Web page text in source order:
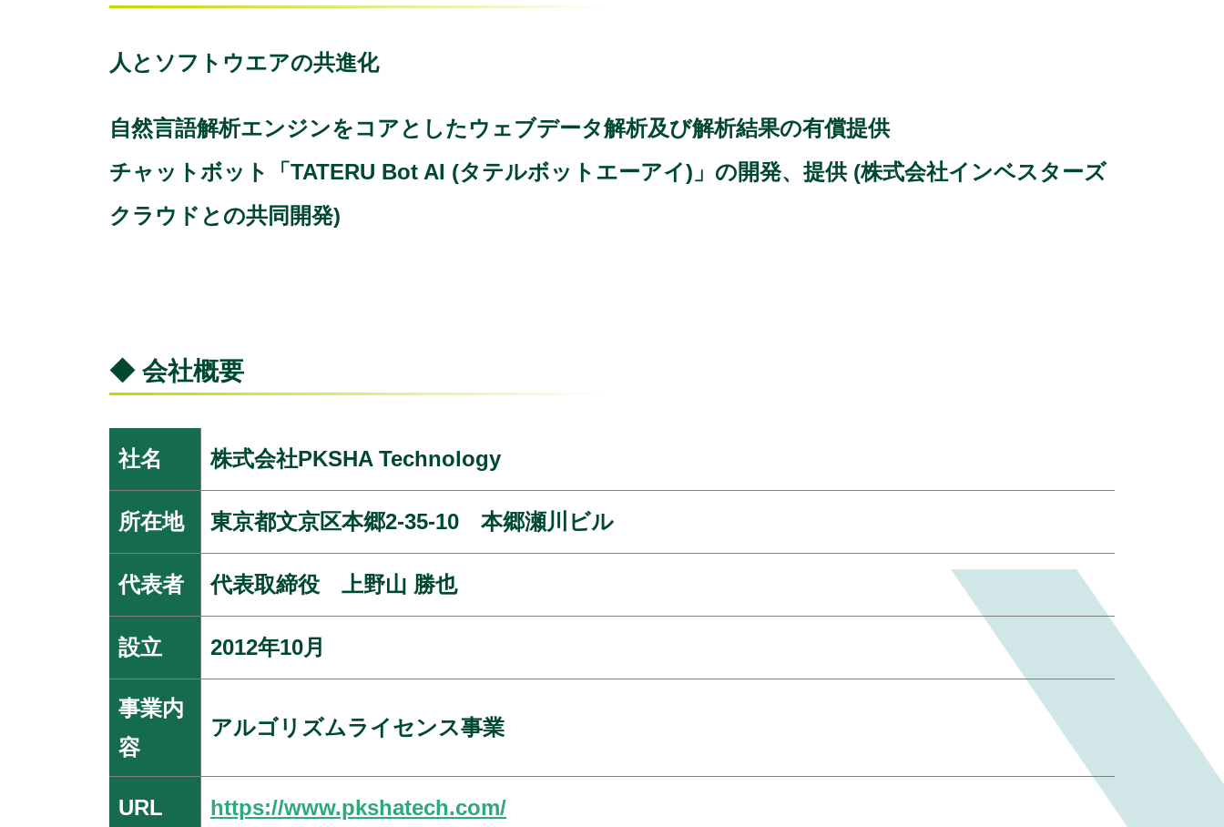
人とソフトウエアの共進化
自然言語解析エンジンをコアとしたウェブデータ解析及び解析結果の有償提供
チャットボット「TATERU Bot AI (タテルボットエーアイ)」の開発、提供 (株式会社インベスターズ
クラウドとの共同開発)
◆ 会社概要
社名 株式会社PKSHA Technology
所在地 東京都文京区本郷2-35-10 本郷瀬川ビル
代表者 代表取締役 上野山 勝也
設立 2012年10月
事業内
容
アルゴリズムライセンス事業
URL https://www.pkshatech.com/